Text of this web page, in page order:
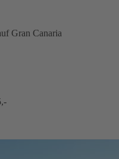
Gran Canaria